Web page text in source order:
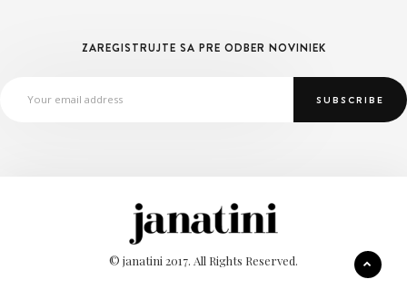
ZAREGISTRUJTE SA PRE ODBER NOVINIEK
© janatini 2017. All Rights Reserved.